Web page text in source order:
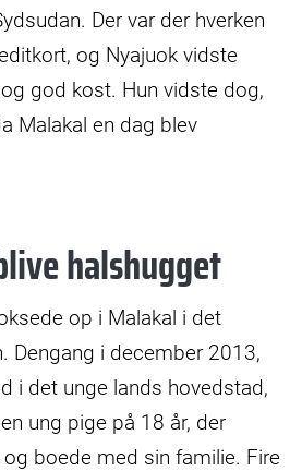
Der var der hverken
og Nyajuok vidste
god kost. Hun vidste dog,
Malakal en dag blev
halshugget
op i Malakal i det
Dengang i december 2013,
i det unge lands hovedstad,
ung pige på 18 år, der
boede med sin familie. Fire